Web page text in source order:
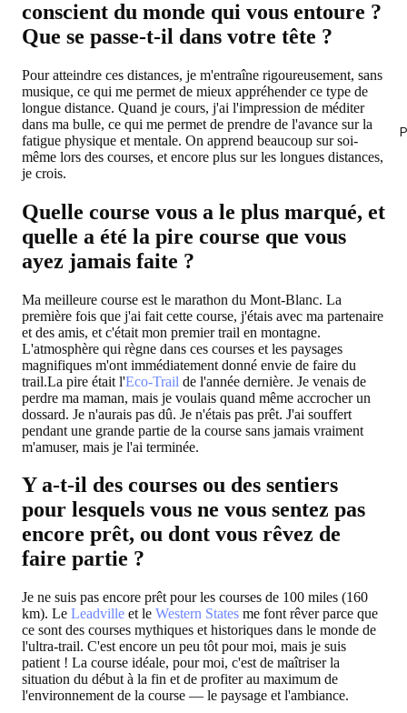
conscient du monde qui vous entoure ?
Que se passe-t-il dans votre tête ?
Pour atteindre ces distances, je m'entraîne rigoureusement, sans
musique, ce qui me permet de mieux appréhender ce type de
longue distance. Quand je cours, j'ai l'impression de méditer
dans ma bulle, ce qui me permet de prendre de l'avance sur la
fatigue physique et mentale. On apprend beaucoup sur soi-
même lors des courses, et encore plus sur les longues distances,
je crois.
Quelle course vous a le plus marqué, et
quelle a été la pire course que vous
ayez jamais faite ?
Ma meilleure course est le marathon du Mont-Blanc. La
première fois que j'ai fait cette course, j'étais avec ma partenaire
et des amis, et c'était mon premier trail en montagne.
L'atmosphère qui règne dans ces courses et les paysages
magnifiques m'ont immédiatement donné envie de faire du
trail.La pire était l'Eco-Trail de l'année dernière. Je venais de
perdre ma maman, mais je voulais quand même accrocher un
dossard. Je n'aurais pas dû. Je n'étais pas prêt. J'ai souffert
pendant une grande partie de la course sans jamais vraiment
m'amuser, mais je l'ai terminée.
Y a-t-il des courses ou des sentiers
pour lesquels vous ne vous sentez pas
encore prêt, ou dont vous rêvez de
faire partie ?
Je ne suis pas encore prêt pour les courses de 100 miles (160
km). Le Leadville et le Western States me font rêver parce que
ce sont des courses mythiques et historiques dans le monde de
l'ultra-trail. C'est encore un peu tôt pour moi, mais je suis
patient ! La course idéale, pour moi, c'est de maîtriser la
situation du début à la fin et de profiter au maximum de
l'environnement de la course — le paysage et l'ambiance.